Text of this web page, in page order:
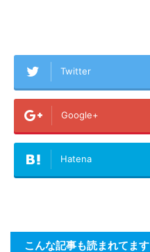
Twitter
Google+
Hatena
こんな記事も読まれてます